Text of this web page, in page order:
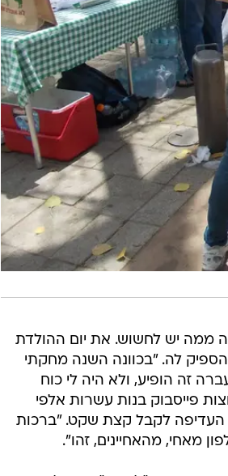
החודש 77 אביבים ולא מבינה ממה יש לחשוש. את יום ההולדת
לה. "בכוונה השנה מחקתי
זה הופיע, ולא היה לי כוח
פייסבוק בנות עשרות אלפי
העדיפה לקבל קצת שקט. "ברכות
מאחי, מהאחיינים, זהו".